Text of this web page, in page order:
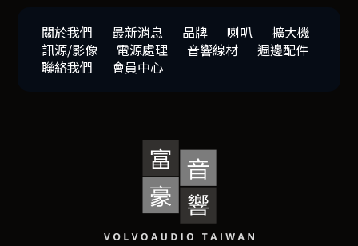
關於我們 最新消息 品牌 喇叭
擴大機
訊源/影像
電源處理 音響線材
週邊配件
聯絡我們
會員中心